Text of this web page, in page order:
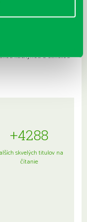
Japonsko na tanieri:
kuchyňou a etiketou
+4288
skvelých titulov na
čítanie